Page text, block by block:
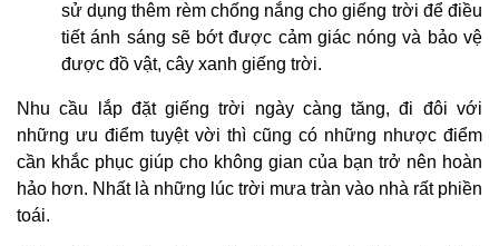
sử dụng thêm rèm chống nắng cho giếng trời để điều
tiết ánh sáng sẽ bớt được cảm giác nóng và bảo vệ
được đồ vật, cây xanh giếng trời.
Nhu cầu lắp đặt giếng trời ngày càng tăng, đi đôi với
những ưu điểm tuyệt vời thì cũng có những nhược điểm
cần khắc phục giúp cho không gian của bạn trở nên hoàn
hảo hơn. Nhất là những lúc trời mưa tràn vào nhà rất phiền
toái.